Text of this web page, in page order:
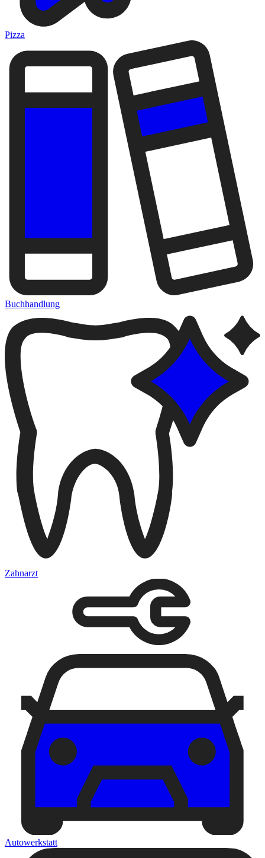
Pizza
Buchhandlung
Zahnarzt
Autowerkstatt